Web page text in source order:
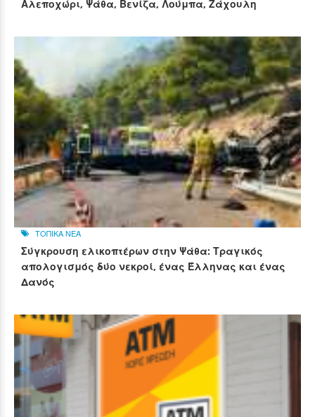
Αλεποχώρι, Ψάθα, Βενίζα, Λούμπα, Ζάχουλη
ΤΟΠΙΚΑ ΝΕΑ
Σύγκρουση ελικοπτέρων στην Ψάθα: Τραγικός
απολογισμός δύο νεκροί, ένας Έλληνας και ένας
Δανός